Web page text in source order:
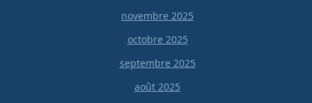
novembre 2025
octobre 2025
septembre 2025
août 2025